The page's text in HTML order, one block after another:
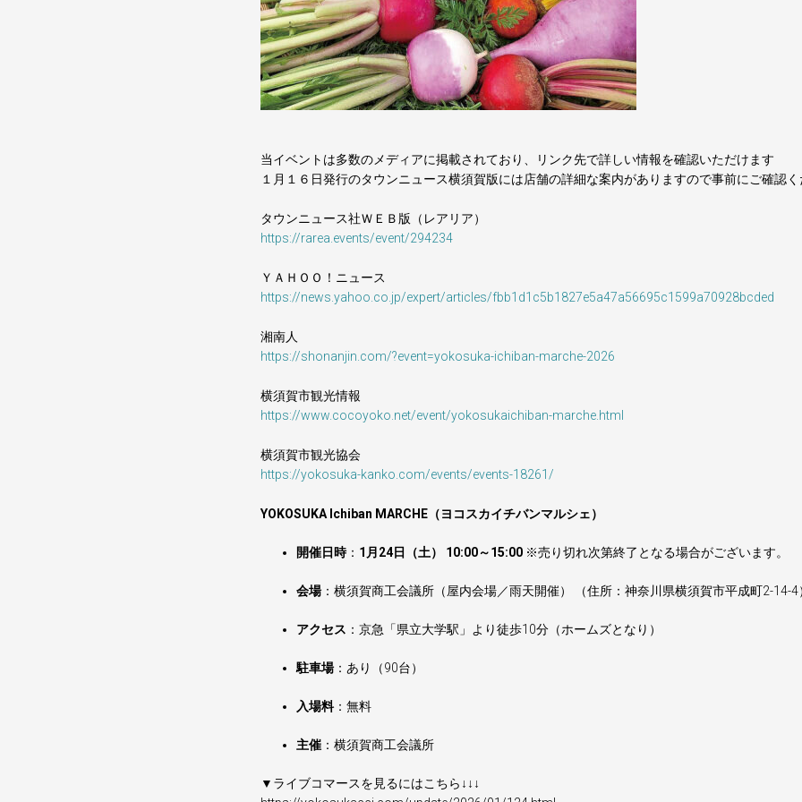
当イベントは多数のメディアに掲載されており、リンク先で詳しい情報を確認いただけます
１月１６日発行のタウンニュース横須賀版には店舗の詳細な案内がありますので事前にご確認
タウンニュース社ＷＥＢ版（レアリア）
https://rarea.events/event/294234
ＹＡＨＯＯ！ニュース
https://news.yahoo.co.jp/expert/articles/fbb1d1c5b1827e5a47a56695c1599a70928bcded
湘南人
https://shonanjin.com/?event=yokosuka-ichiban-marche-2026
横須賀市観光情報
https://www.cocoyoko.net/event/yokosukaichiban-marche.html
横須賀市観光協会
https://yokosuka-kanko.com/events/events-18261/
YOKOSUKA Ichiban MARCHE（ヨコスカイチバンマルシェ）
開催日時： 1月24日（土） 10:00～15:00 ※売り切れ次第終了となる場合がございます。
会場：横須賀商工会議所（屋内会場／雨天開催） （住所：神奈川県横須賀市平成町2-14-4
アクセス ：京急「県立大学駅」より徒歩10分（ホームズとなり）
駐車場：あり（90台）
入場料：無料
主催 ：横須賀商工会議所
▼ライブコマースを見るにはこちら↓↓↓